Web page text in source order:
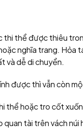
thi thể được thiêu
nghĩa trang. Hỏa
và dễ di chuyển.
được thì vẫn còn
thể hoặc tro cốt
quan tài trên vách núi